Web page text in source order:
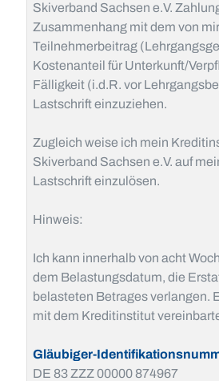
Skiverband Sachsen e.V.
Zusammenhang mit dem von
Teilnehmerbeitrag
Kostenanteil für Unterkunft/
Fälligkeit (i.d.R. vor
Lastschrift einzuziehen.
Zugleich weise ich mein
Skiverband Sachsen e.V. auf
Lastschrift einzulösen.
Hinweis:
Ich kann innerhalb von acht
dem Belastungsdatum, die
belasteten Betrages verlangen.
mit dem Kreditinstitut
Gläubiger-
DE 83 ZZZ 00000 874967